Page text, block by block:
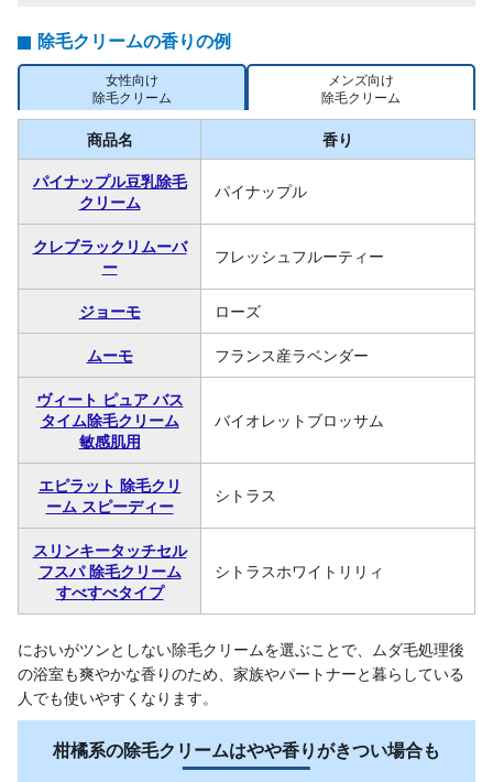
除毛クリームの香りの例
女性向け
除毛クリーム
メンズ向け
除毛クリーム
商品名
香り
パイナップル豆乳除毛
クリーム
パイナップル
クレブラックリムーバ
ー
フレッシュフルーティー
ジョーモ
ローズ
ムーモ
フランス産ラベンダー
ヴィート ピュア バス
タイム除毛クリーム
敏感肌用
バイオレットブロッサム
エピラット 除毛クリ
ーム スピーディー
シトラス
スリンキータッチセル
フスパ 除毛クリーム
すべすべタイプ
シトラスホワイトリリィ
においがツンとしない除毛クリームを選ぶことで、ムダ毛処理後
の浴室も爽やかな香りのため、家族やパートナーと暮らしている
人でも使いやすくなります。
柑橘系の除毛クリームはやや香りがきつい場合も